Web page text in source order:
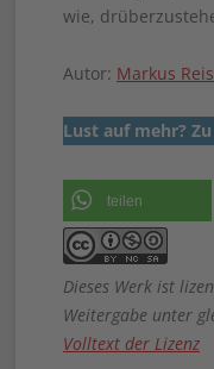
wie,
Autor: Markus
Lust auf mehr?
teilen
Dieses Werk ist
Weitergabe unter
Volltext der Lizenz